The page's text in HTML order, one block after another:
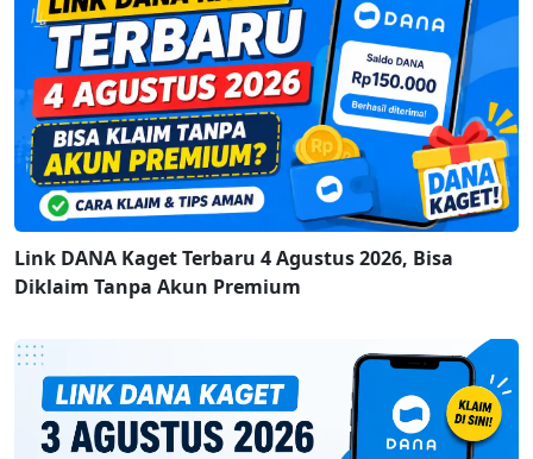
Link DANA Kaget Terbaru 4 Agustus 2026, Bisa
Diklaim Tanpa Akun Premium